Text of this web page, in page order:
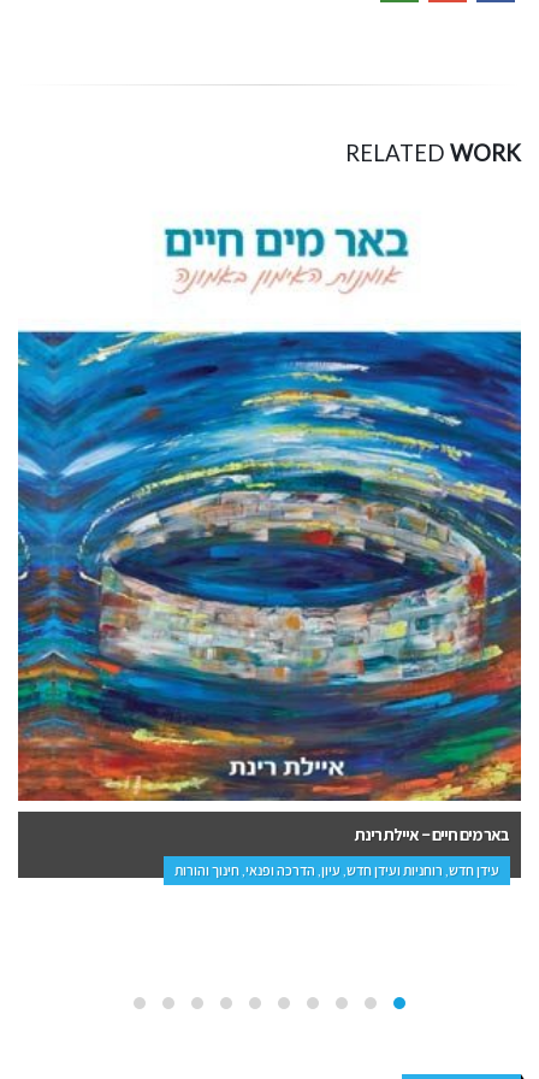
RELATED WORK
מסרים מהאלים – מיכאל קפלן
פנאי, יהדות, עידן חדש, עיון